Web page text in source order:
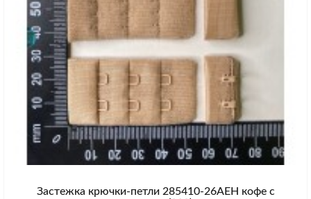
Застежка крючки-петли 285410-26AEH кофе с